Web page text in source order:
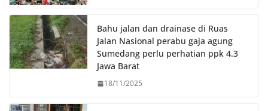
Bahu jalan dan drainase di Ruas
Jalan Nasional perabu gaja agung
Sumedang perlu perhatian ppk 4.3
Jawa Barat
18/11/2025